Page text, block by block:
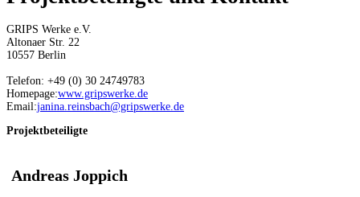
GRIPS Werke e.V.
Altonaer Str. 22
10557 Berlin
Telefon: +49 (0) 30 24749783
Homepage:www.gripswerke.de
Email:janina.reinsbach@gripswerke.de
Projektbeteiligte
Andreas Joppich